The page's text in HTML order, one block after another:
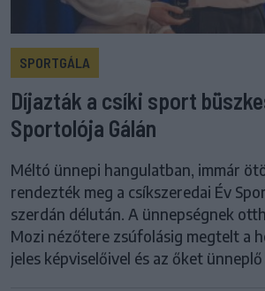
SPORTGÁLA
Díjazták a csíki sport
Sportolója Gálán
Méltó ünnepi hangulatban, immár
rendezték meg a csíkszeredai Év
szerdán délután. A ünnepségnek
Mozi nézőtere zsúfolásig megtelt a
jeles képviselőivel és az őket